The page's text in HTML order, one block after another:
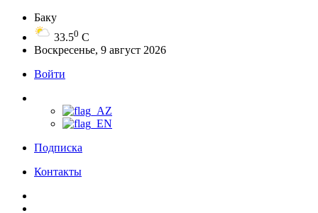
Баку
33.50 C
Воскресенье, 9 август 2026
Войти
Подписка
Контакты